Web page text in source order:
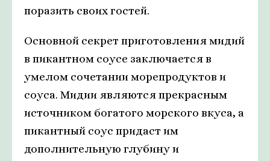
поразить своих гостей.
Основной секрет приготовления мидий
в пикантном соусе заключается в
умелом сочетании морепродуктов и
соуса. Мидии являются прекрасным
источником богатого морского вкуса, а
пикантный соус придаст им
дополнительную глубину и